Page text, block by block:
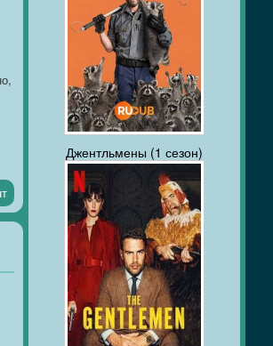
Джентльмены (1 сезон)